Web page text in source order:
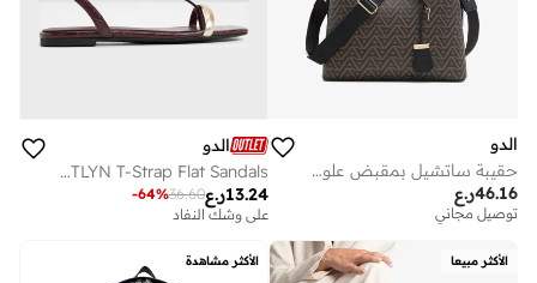
الدو
حقيبة ساتشيل بمقبض علوي إيلي
ر.ع46.16
توصيل مجاني
الدو
CATLYN T-Strap Flat Sandals
ر.ع13.24
36.60
-64%
على وشك النفاد
الأكثر مبيعا الأكثر مشاهدة